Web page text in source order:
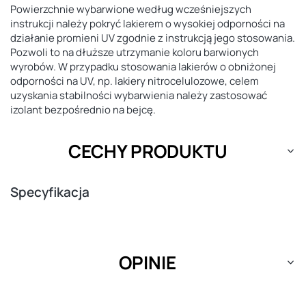
Powierzchnie wybarwione według wcześniejszych
instrukcji należy pokryć lakierem o wysokiej odporności na
działanie promieni UV zgodnie z instrukcją jego stosowania.
Pozwoli to na dłuższe utrzymanie koloru barwionych
wyrobów. W przypadku stosowania lakierów o obniżonej
odporności na UV, np. lakiery nitrocelulozowe, celem
uzyskania stabilności wybarwienia należy zastosować
izolant bezpośrednio na bejcę.
CECHY PRODUKTU
Specyfikacja
OPINIE